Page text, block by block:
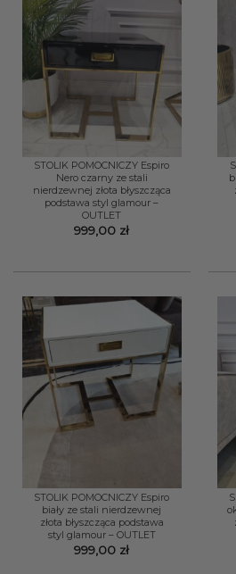
STOLIK POMOCNICZY Espiro
Nero czarny ze stali
nierdzewnej złota błyszcząca
podstawa styl glamour –
OUTLET
999,00 zł
STOLIK POMOCNICZY Espiro
biały ze stali nierdzewnej
złota błyszcząca podstawa
styl glamour – OUTLET
999,00 zł